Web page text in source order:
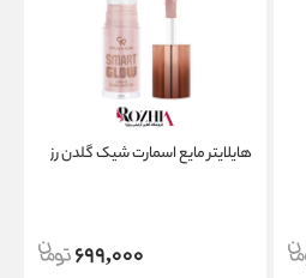
هایلایتر مایع اسمارت شیک گلدن رز
699,000